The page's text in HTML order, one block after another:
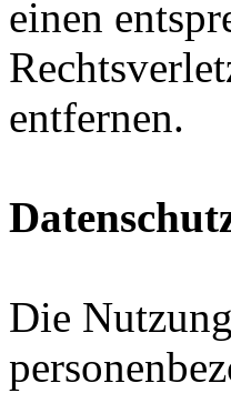
einen
entfernen.
Die